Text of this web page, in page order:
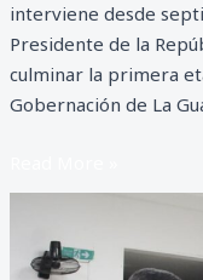
interviene desde
Presidente de la
culminar la primera
Gobernación de La
prótesis
dentales